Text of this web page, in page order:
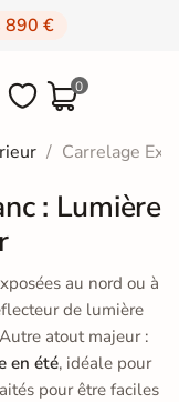
890 €
 0
Carrelage
: Lumière
au nord ou à
de lumière
atout majeur :
en été, idéale pour
pour être faciles